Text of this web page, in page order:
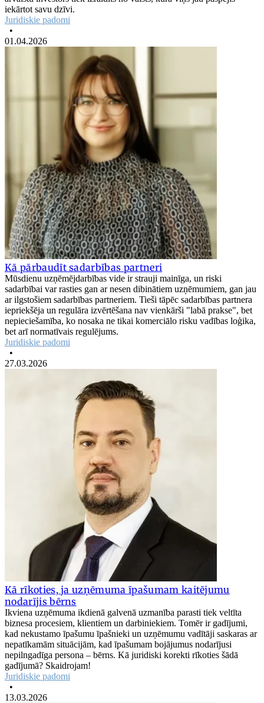
iekārtot savu dzīvi.
Juridiskie padomi
•
01.04.2026
Kā pārbaudīt sadarbības partneri
Mūsdienu uzņēmējdarbības vide ir strauji mainīga, un riski
sadarbībai var rasties gan ar nesen dibinātiem uzņēmumiem, gan jau
ar ilgstošiem sadarbības partneriem. Tieši tāpēc sadarbības partnera
iepriekšēja un regulāra izvērtēšana nav vienkārši "labā prakse", bet
nepieciešamība, ko nosaka ne tikai komerciālo risku vadības loģika,
bet arī normatīvais regulējums.
Juridiskie padomi
•
27.03.2026
Kā rīkoties, ja uzņēmuma īpašumam kaitējumu
nodarījis bērns
Ikviena uzņēmuma ikdienā galvenā uzmanība parasti tiek veltīta
biznesa procesiem, klientiem un darbiniekiem. Tomēr ir gadījumi,
kad nekustamo īpašumu īpašnieki un uzņēmumu vadītāji saskaras ar
nepatīkamām situācijām, kad īpašumam bojājumus nodarījusi
nepilngadīga persona – bērns. Kā juridiski korekti rīkoties šādā
gadījumā? Skaidrojam!
Juridiskie padomi
•
13.03.2026